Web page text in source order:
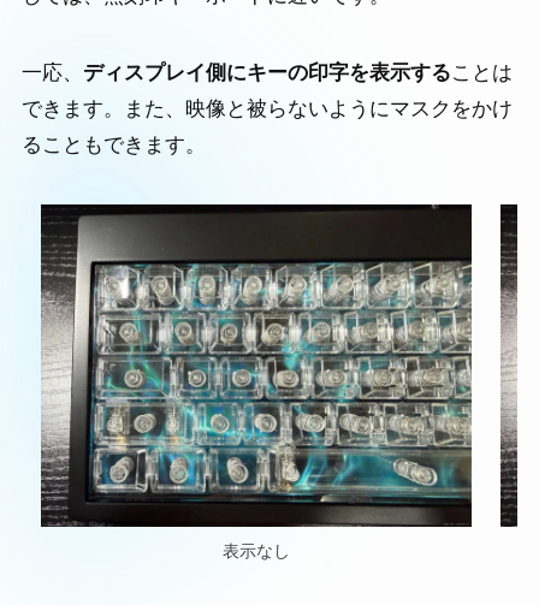
一応、 ディスプレイ側にキーの印字を表示することは
できます。また、映像と被らないようにマスクをかけ
ることもできます。
表示なし